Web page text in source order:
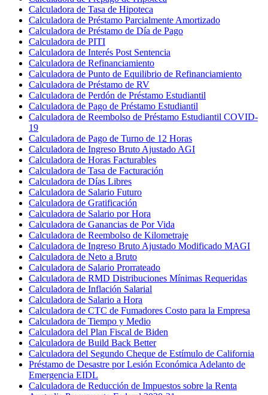
Calculadora de Tasa de Hipoteca
Calculadora de Préstamo Parcialmente Amortizado
Calculadora de Préstamo de Día de Pago
Calculadora de PITI
Calculadora de Interés Post Sentencia
Calculadora de Refinanciamiento
Calculadora de Punto de Equilibrio de Refinanciamiento
Calculadora de Préstamo de RV
Calculadora de Perdón de Préstamo Estudiantil
Calculadora de Pago de Préstamo Estudiantil
Calculadora de Reembolso de Préstamo Estudiantil COVID-
19
Calculadora de Pago de Turno de 12 Horas
Calculadora de Ingreso Bruto Ajustado AGI
Calculadora de Horas Facturables
Calculadora de Tasa de Facturación
Calculadora de Días Libres
Calculadora de Salario Futuro
Calculadora de Gratificación
Calculadora de Salario por Hora
Calculadora de Ganancias de Por Vida
Calculadora de Reembolso de Kilometraje
Calculadora de Ingreso Bruto Ajustado Modificado MAGI
Calculadora de Neto a Bruto
Calculadora de Salario Prorrateado
Calculadora de RMD Distribuciones Mínimas Requeridas
Calculadora de Inflación Salarial
Calculadora de Salario a Hora
Calculadora de CTC de Fumadores Costo para la Empresa
Calculadora de Tiempo y Medio
Calculadora del Plan Fiscal de Biden
Calculadora de Build Back Better
Calculadora del Segundo Cheque de Estímulo de California
Préstamo de Desastre por Lesión Económica Adelanto de
Emergencia EIDL
Calculadora de Reducción de Impuestos sobre la Renta